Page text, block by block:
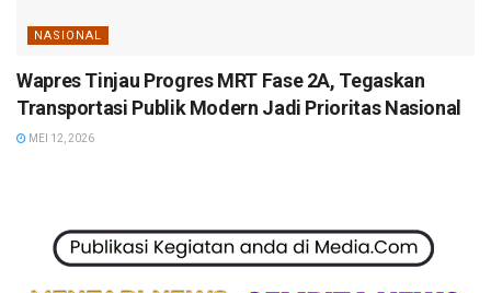
NASIONAL
Wapres Tinjau Progres MRT Fase 2A, Tegaskan
Transportasi Publik Modern Jadi Prioritas Nasional
MEI 12, 2026